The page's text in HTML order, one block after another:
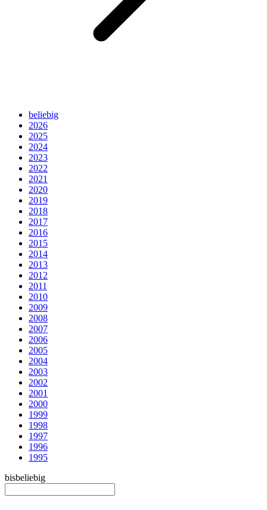
beliebig
2026
2025
2024
2023
2022
2021
2020
2019
2018
2017
2016
2015
2014
2013
2012
2011
2010
2009
2008
2007
2006
2005
2004
2003
2002
2001
2000
1999
1998
1997
1996
1995
bisbeliebig